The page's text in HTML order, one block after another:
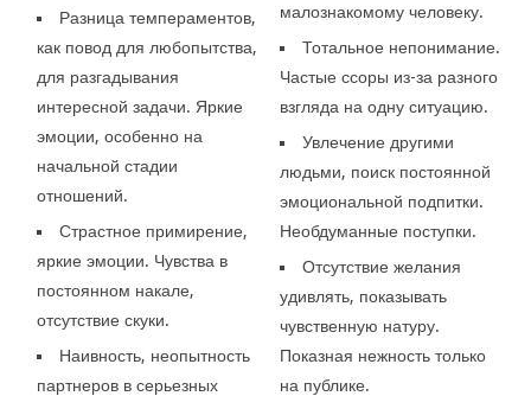
Разница темпераментов,
как повод для любопытства,
для разгадывания
интересной задачи. Яркие
эмоции, особенно на
начальной стадии
отношений.
Страстное примирение,
яркие эмоции. Чувства в
постоянном накале,
отсутствие скуки.
Наивность, неопытность
партнеров в серьезных
малознакомому человеку.
Тотальное непонимание.
Частые ссоры из-за разного
взгляда на одну ситуацию.
Увлечение другими
людьми, поиск постоянной
эмоциональной подпитки.
Необдуманные поступки.
Отсутствие желания
удивлять, показывать
чувственную натуру.
Показная нежность только
на публике.